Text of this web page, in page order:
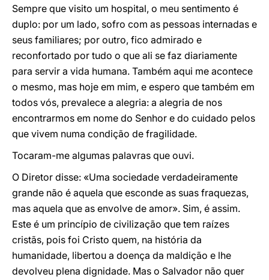
Sempre que visito um hospital, o meu sentimento é
duplo: por um lado, sofro com as pessoas internadas e
seus familiares; por outro, fico admirado e
reconfortado por tudo o que ali se faz diariamente
para servir a vida humana. Também aqui me acontece
o mesmo, mas hoje em mim, e espero que também em
todos vós, prevalece a alegria: a alegria de nos
encontrarmos em nome do Senhor e do cuidado pelos
que vivem numa condição de fragilidade.
Tocaram-me algumas palavras que ouvi.
O Diretor disse: «Uma sociedade verdadeiramente
grande não é aquela que esconde as suas fraquezas,
mas aquela que as envolve de amor». Sim, é assim.
Este é um princípio de civilização que tem raízes
cristãs, pois foi Cristo quem, na história da
humanidade, libertou a doença da maldição e lhe
devolveu plena dignidade. Mas o Salvador não quer